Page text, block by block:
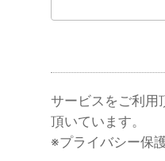
サービスをご利用
頂いています。
※プライバシー保